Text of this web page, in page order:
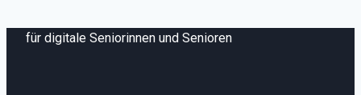
Zumfür digitale Seniorinnen und Senioren